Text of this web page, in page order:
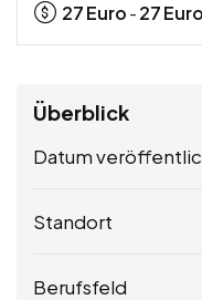
27Euro - 27Euro
Überblick
Datum
Standort
Berufsfeld